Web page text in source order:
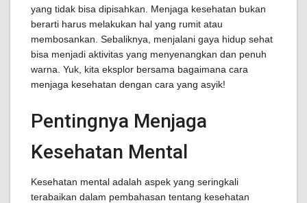
yang tidak bisa dipisahkan. Menjaga kesehatan bukan
berarti harus melakukan hal yang rumit atau
membosankan. Sebaliknya, menjalani gaya hidup sehat
bisa menjadi aktivitas yang menyenangkan dan penuh
warna. Yuk, kita eksplor bersama bagaimana cara
menjaga kesehatan dengan cara yang asyik!
Pentingnya Menjaga
Kesehatan Mental
Kesehatan mental adalah aspek yang seringkali
terabaikan dalam pembahasan tentang kesehatan